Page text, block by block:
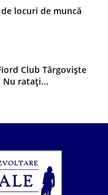
locuri de muncă
Club Târgoviște
Nu ratați...